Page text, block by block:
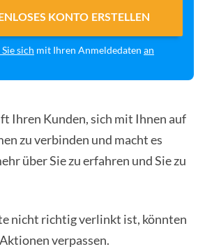
KONTO ERSTELLEN
sich mit Ihren Anmeldedaten an
Ihren Kunden, sich mit Ihnen auf
zu verbinden und macht es
über Sie zu erfahren und Sie zu
nicht richtig verlinkt ist, könnten
verpassen.